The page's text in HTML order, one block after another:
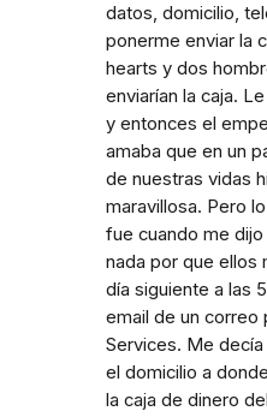
datos, domicilio,
ponerme enviar la
hearts y dos
enviarían la caja.
y entonces el
amaba que en un
de nuestras vidas
maravillosa. Pero
fue cuando me
nada por que ellos
día siguiente a las
email de un correo
Services. Me
el domicilio a
la caja de dinero